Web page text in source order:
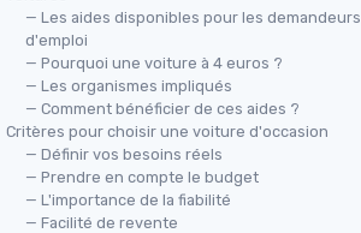
— Les aides disponibles pour les demandeurs
d'emploi
— Pourquoi une voiture à 4 euros ?
— Les organismes impliqués
— Comment bénéficier de ces aides ?
Critères pour choisir une voiture d'occasion
— Définir vos besoins réels
— Prendre en compte le budget
— L'importance de la fiabilité
— Facilité de revente